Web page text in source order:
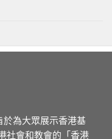
於為大眾展示香港基
社會和教會的「香港